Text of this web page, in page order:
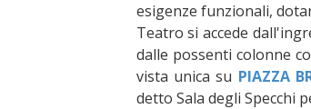
esigenze funzionali,
Teatro si accede
dalle possenti colonne
vista unica su PIAZZA
detto Sala degli Specchi